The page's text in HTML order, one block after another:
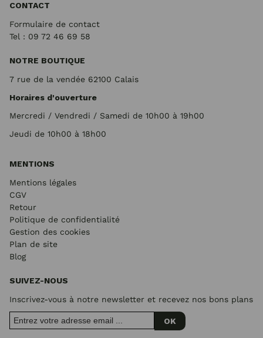
CONTACT
Formulaire de contact
Tel : 09 72 46 69 58
NOTRE BOUTIQUE
7 rue de la vendée 62100 Calais
Horaires d'ouverture
Mercredi / Vendredi / Samedi de 10h00 à 19h00
Jeudi de 10h00 à 18h00
MENTIONS
Mentions légales
CGV
Retour
Politique de confidentialité
Gestion des cookies
Plan de site
Blog
SUIVEZ-NOUS
Inscrivez-vous à notre newsletter et recevez nos bons plans
OK